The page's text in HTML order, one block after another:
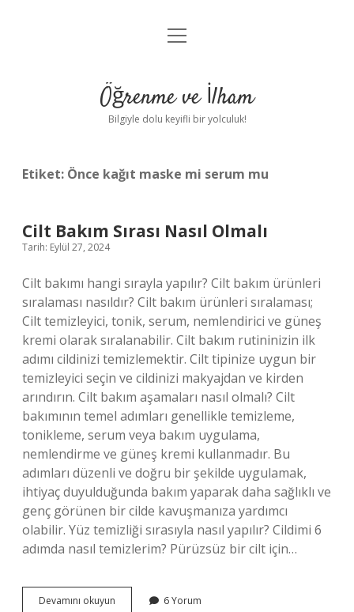
Anasayfa
Yasal Uyarı
menüyü
Öğrenme ve İlham
Bilgiyle dolu keyifli bir yolculuk!
Etiket: Önce kağıt maske mi serum mu
Cilt Bakım Sırası Nasıl Olmalı
Tarih: Eylül 27, 2024
Cilt bakımı hangi sırayla yapılır? Cilt bakım ürünleri
sıralaması nasıldır? Cilt bakım ürünleri sıralaması;
Cilt temizleyici, tonik, serum, nemlendirici ve güneş
kremi olarak sıralanabilir. Cilt bakım rutininizin ilk
adımı cildinizi temizlemektir. Cilt tipinize uygun bir
temizleyici seçin ve cildinizi makyajdan ve kirden
arındırın. Cilt bakım aşamaları nasıl olmalı? Cilt
bakımının temel adımları genellikle temizleme,
tonikleme, serum veya bakım uygulama,
nemlendirme ve güneş kremi kullanmadır. Bu
adımları düzenli ve doğru bir şekilde uygulamak,
ihtiyaç duyulduğunda bakım yaparak daha sağlıklı ve
genç görünen bir cilde kavuşmanıza yardımcı
olabilir. Yüz temizliği sırasıyla nasıl yapılır? Cildimi 6
adımda nasıl temizlerim? Pürüzsüz bir cilt için…
Devamını okuyun 6 Yorum